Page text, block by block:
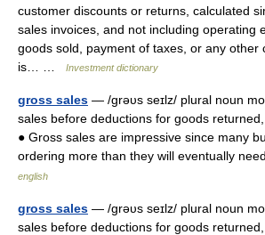
customer discounts or returns, calculated
sales invoices, and not including operating
goods sold, payment of taxes, or any other
is… …
Investment dictionary
gross sales — /grəυs seɪlz/ plural noun
sales before deductions for goods
● Gross sales are impressive since many
ordering more than they will eventually
english
gross sales — /grəυs seɪlz/ plural noun
sales before deductions for goods